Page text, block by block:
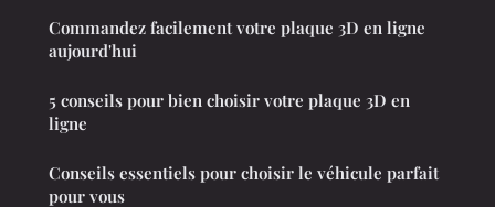
Commandez facilement votre plaque 3D en ligne
aujourd'hui
5 conseils pour bien choisir votre plaque 3D en
ligne
Conseils essentiels pour choisir le véhicule parfait
pour vous